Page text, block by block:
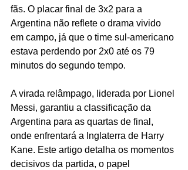
fãs. O placar final de 3x2 para a
Argentina não reflete o drama vivido
em campo, já que o time sul-americano
estava perdendo por 2x0 até os 79
minutos do segundo tempo.
A virada relâmpago, liderada por Lionel
Messi, garantiu a classificação da
Argentina para as quartas de final,
onde enfrentará a Inglaterra de Harry
Kane. Este artigo detalha os momentos
decisivos da partida, o papel